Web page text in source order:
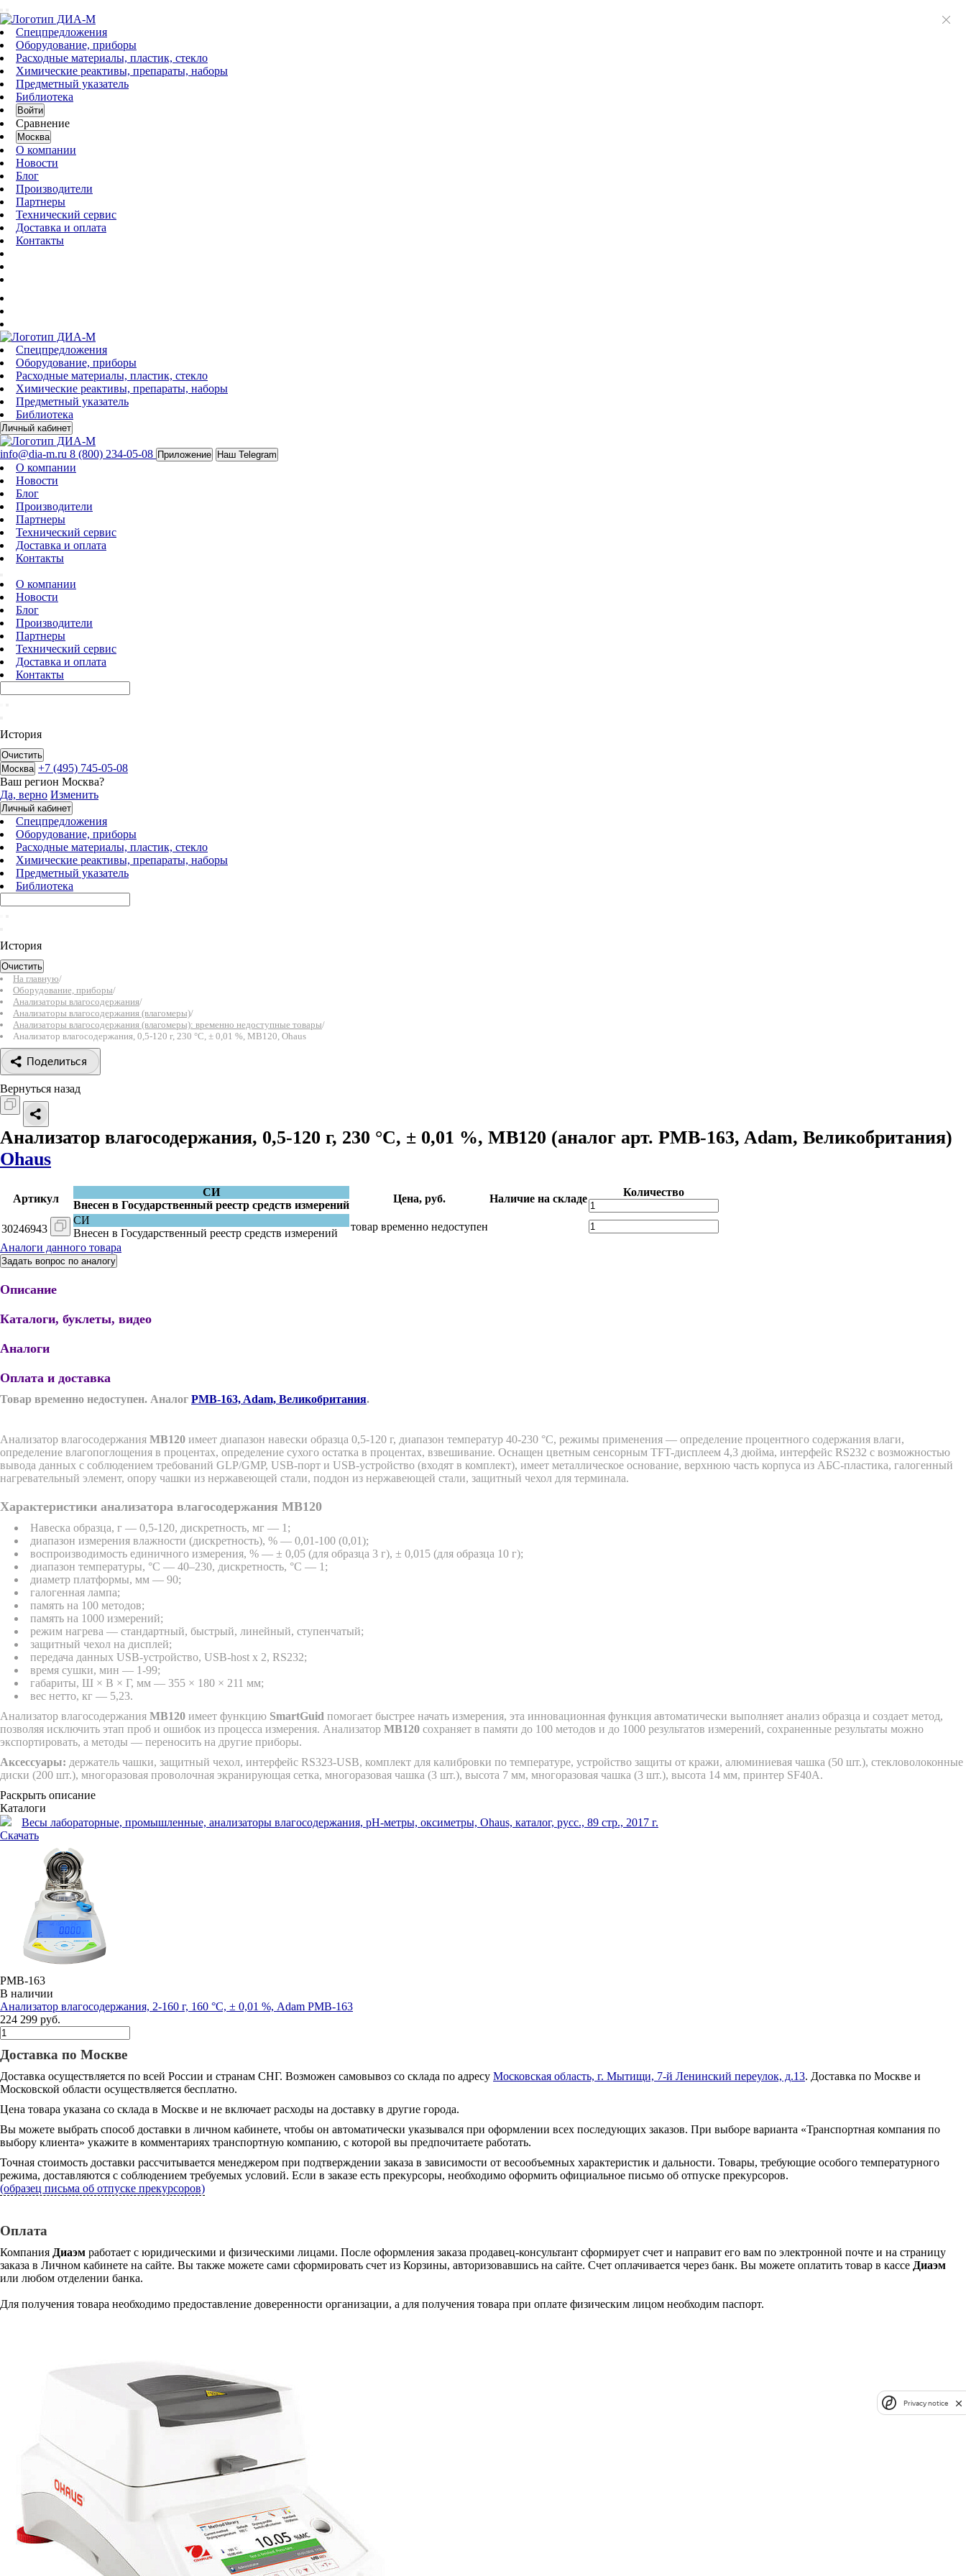
Спецпредложения
Оборудование, приборы
Расходные материалы, пластик, стекло
Химические реактивы, препараты, наборы
Предметный указатель
Библиотека
Войти
Сравнение
Москва
О компании
Новости
Блог
Производители
Партнеры
Технический сервис
Доставка и оплата
Контакты
Спецпредложения
Оборудование, приборы
Расходные материалы, пластик, стекло
Химические реактивы, препараты, наборы
Предметный указатель
Библиотека
Личный кабинет
info@dia-m.ru 8 (800) 234-05-08 Приложение Наш Telegram
О компании
Новости
Блог
Производители
Партнеры
Технический сервис
Доставка и оплата
Контакты
О компании
Новости
Блог
Производители
Партнеры
Технический сервис
Доставка и оплата
Контакты
История
Очистить
Москва +7 (495) 745-05-08
Ваш регион Москва?
Да, верно Изменить
Личный кабинет
Спецпредложения
Оборудование, приборы
Расходные материалы, пластик, стекло
Химические реактивы, препараты, наборы
Предметный указатель
Библиотека
История
Очистить
На главную/
Оборудование, приборы/
Анализаторы влагосодержания/
Анализаторы влагосодержания (влагомеры)/
Анализаторы влагосодержания (влагомеры): временно недоступные товары/
Анализатор влагосодержания, 0,5-120 г, 230 °С, ± 0,01 %, MB120, Ohaus
Поделиться
Вернуться назад
Анализатор влагосодержания, 0,5-120 г, 230 °С, ± 0,01 %, MB120 (аналог арт. PMB-163, Adam, Великобритания)
Ohaus
Артикул
СИ
Внесен в Государственный реестр средств измерений
Цена, руб. Наличие на складе
Количество
30246943
СИ
Внесен в Государственный реестр средств измерений
товар временно недоступен
Аналоги данного товара
Задать вопрос по аналогу
Описание
Каталоги, буклеты, видео
Аналоги
Оплата и доставка
Товар временно недоступен. Аналог PMB-163, Adam, Великобритания.
Анализатор влагосодержания MB120 имеет диапазон навески образца 0,5-120 г, диапазон температур 40-230 °С, режимы применения — определение процентного содержания влаги,
определение влагопоглощения в процентах, определение сухого остатка в процентах, взвешивание. Оснащен цветным сенсорным TFT-дисплеем 4,3 дюйма, интерфейс RS232 с возможностью
вывода данных с соблюдением требований GLP/GMP, USB-порт и USB-устройство (входят в комплект), имеет металлическое основание, верхнюю часть корпуса из АБС-пластика, галогенный
нагревательный элемент, опору чашки из нержавеющей стали, поддон из нержавеющей стали, защитный чехол для терминала.
Характеристики анализатора влагосодержания MB120
Навеска образца, г — 0,5-120, дискретность, мг — 1;
диапазон измерения влажности (дискретность), % — 0,01-100 (0,01);
воспроизводимость единичного измерения, % — ± 0,05 (для образца 3 г), ± 0,015 (для образца 10 г);
диапазон температуры, °С — 40–230, дискретность, °С — 1;
диаметр платформы, мм — 90;
галогенная лампа;
память на 100 методов;
память на 1000 измерений;
режим нагрева — стандартный, быстрый, линейный, ступенчатый;
защитный чехол на дисплей;
передача данных USB-устройство, USB-host x 2, RS232;
время сушки, мин — 1-99;
габариты, Ш × В × Г, мм — 355 × 180 × 211 мм;
вес нетто, кг — 5,23.
Анализатор влагосодержания MB120 имеет функцию SmartGuid помогает быстрее начать измерения, эта инновационная функция автоматически выполняет анализ образца и создает метод,
позволяя исключить этап проб и ошибок из процесса измерения. Анализатор MB120 сохраняет в памяти до 100 методов и до 1000 результатов измерений, сохраненные результаты можно
экспортировать, а методы — переносить на другие приборы.
Аксессуары: держатель чашки, защитный чехол, интерфейс RS323-USB, комплект для калибровки по температуре, устройство защиты от кражи, алюминиевая чашка (50 шт.), стекловолоконные
диски (200 шт.), многоразовая проволочная экранирующая сетка, многоразовая чашка (3 шт.), высота 7 мм, многоразовая чашка (3 шт.), высота 14 мм, принтер SF40A.
Раскрыть описание
Каталоги
Весы лабораторные, промышленные, анализаторы влагосодержания, рН-метры, оксиметры, Ohaus, каталог, русс., 89 стр., 2017 г.
Скачать
PMB-163
В наличии
Анализатор влагосодержания, 2-160 г, 160 °С, ± 0,01 %, Adam PMB-163
224 299 руб.
Доставка по Москве
Доставка осуществляется по всей России и странам СНГ. Возможен самовывоз со склада по адресу Московская область, г. Мытищи, 7-й Ленинский переулок, д.13. Доставка по Москве и
Московской области осуществляется бесплатно.
Цена товара указана со склада в Москве и не включает расходы на доставку в другие города.
Вы можете выбрать способ доставки в личном кабинете, чтобы он автоматически указывался при оформлении всех последующих заказов. При выборе варианта «Транспортная компания по
выбору клиента» укажите в комментариях транспортную компанию, с которой вы предпочитаете работать.
Точная стоимость доставки рассчитывается менеджером при подтверждении заказа в зависимости от весообъемных характеристик и дальности. Товары, требующие особого температурного
режима, доставляются с соблюдением требуемых условий. Если в заказе есть прекурсоры, необходимо оформить официальное письмо об отпуске прекурсоров.
(образец письма об отпуске прекурсоров)
Оплата
Компания Диаэм работает с юридическими и физическими лицами. После оформления заказа продавец-консультант сформирует счет и направит его вам по электронной почте и на страницу
заказа в Личном кабинете на сайте. Вы также можете сами сформировать счет из Корзины, авторизовавшись на сайте. Счет оплачивается через банк. Вы можете оплатить товар в кассе Диаэм
или любом отделении банка.
Для получения товара необходимо предоставление доверенности организации, а для получения товара при оплате физическим лицом необходим паспорт.
Privacy notice